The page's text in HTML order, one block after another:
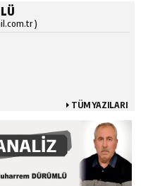
)
TÜM YAZILARI